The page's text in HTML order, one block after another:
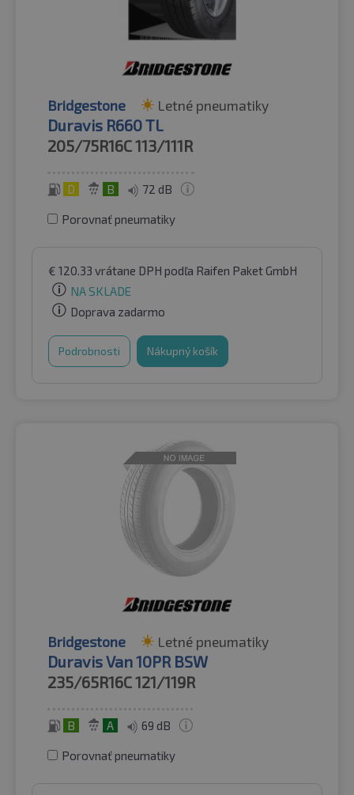
Bridgestone Letné pneumatiky
Duravis R660 TL
205/75R16C113/111R
D B 72 dB
Porovnať pneumatiky
€ 120.33 vrátane DPH podľa Raifen Paket GmbH
NA SKLADE
Doprava zadarmo
Podrobnosti Nákupný košík
Bridgestone Letné pneumatiky
Duravis Van 10PR BSW
235/65R16C121/119R
B A 69 dB
Porovnať pneumatiky